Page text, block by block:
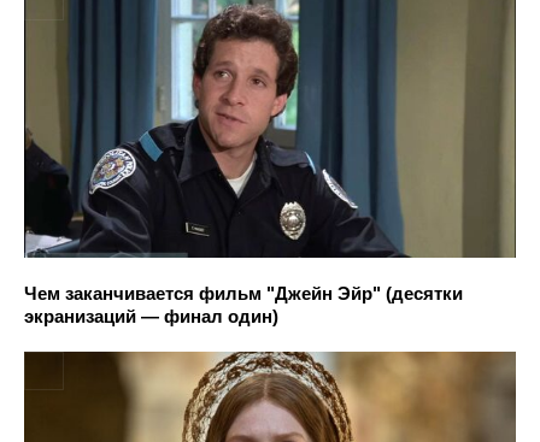
Чем заканчивается фильм "Джейн Эйр" (десятки
экранизаций — финал один)